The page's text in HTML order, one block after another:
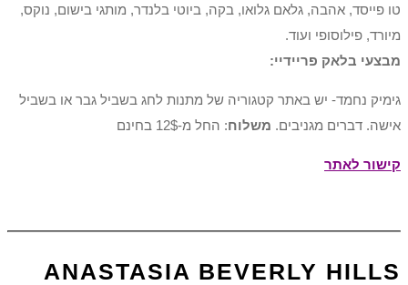
טו פייסד, אהבה, גלאם גלואו, בקה, ביוטי בלנדר, מותגי בישום, נוקס,
מיורד, פילוסופי ועוד.
מבצעי בלאק פריידיי:
גימיק נחמד- יש באתר קטגוריה של מתנות לחג בשביל גבר או בשביל
אישה. דברים מגניבים. משלוח: החל מ-12$ בחינם
קישור לאתר
ANASTASIA BEVERLY HILLS